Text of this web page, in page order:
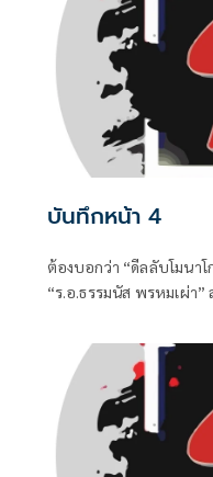
บันทึกหน้า 4
ต้องบอกว่า “ดีลลับโมนาโ
“ร.อ.ธรรมนัส พรหมเผ่า
รัฐมนตรี ที่ปัจจุบันรั้งเก้
เมื่อมีควันย่อมมีไฟอย่าง
กูล” นายกรัฐมนตรีและรั
กับประกาศกลางวงประ